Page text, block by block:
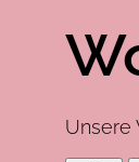
Unsere